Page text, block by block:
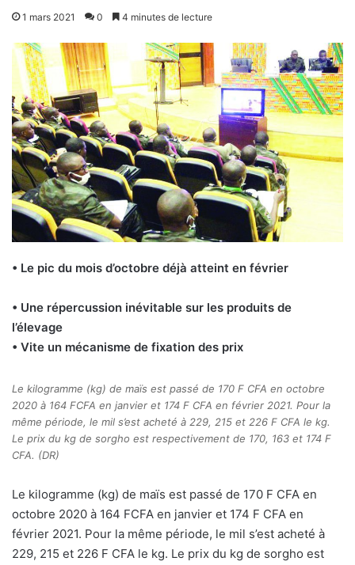
1 mars 2021 0 4 minutes de lecture
• Le pic du mois d’octobre déjà atteint en février
• Une répercussion inévitable sur les produits de
l’élevage
• Vite un mécanisme de fixation des prix
Le kilogramme (kg) de maïs est passé de 170 F CFA en octobre
2020 à 164 FCFA en janvier et 174 F CFA en février 2021. Pour la
même période, le mil s’est acheté à 229, 215 et 226 F CFA le kg.
Le prix du kg de sorgho est respectivement de 170, 163 et 174 F
CFA. (DR)
Le kilogramme (kg) de maïs est passé de 170 F CFA en
octobre 2020 à 164 FCFA en janvier et 174 F CFA en
février 2021. Pour la même période, le mil s’est acheté à
229, 215 et 226 F CFA le kg. Le prix du kg de sorgho est